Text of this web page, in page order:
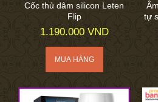
Cốc thủ dâm silicon Leten
Flip
1.190.000 VND
tự